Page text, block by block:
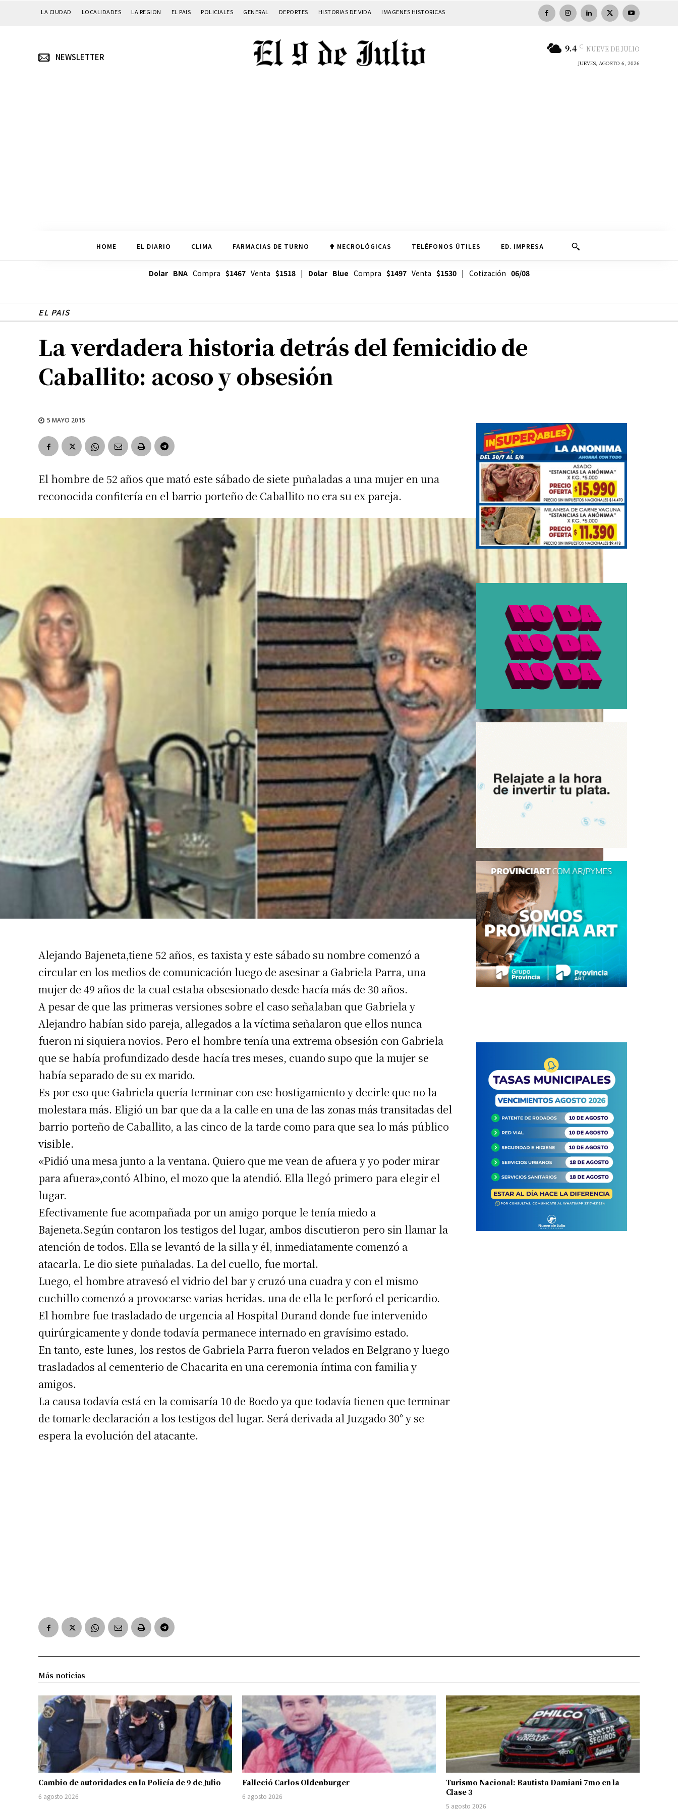
Suscribirme gratis
* Requerido
Dirección de correo electrónico *
Nombre
Apellidos
Número de teléfono
LA CIUDAD LOCALIDADES LA REGION EL PAIS POLICIALES GENERAL DEPORTES HISTORIAS DE VIDA IMAGENES HISTORICAS
NEWSLETTER
9.4 C NUEVE DE JULIO
JUEVES, AGOSTO 6, 2026
HOME EL DIARIO CLIMA FARMACIAS DE TURNO ✟ NECROLÓGICAS TELÉFONOS ÚTILES ED. IMPRESA
Dolar BNACompra $1467Venta $1518| Dolar Blue Compra $1497Venta $1530| Cotización 06/08
EL PAIS
La verdadera historia detrás del femicidio de
Caballito: acoso y obsesión
5 MAYO 2015
El hombre de 52 años que mató este sábado de siete puñaladas a una mujer en una
reconocida confitería en el barrio porteño de Caballito no era su ex pareja.
Alejando Bajeneta,tiene 52 años, es taxista y este sábado su nombre comenzó a
circular en los medios de comunicación luego de asesinar a Gabriela Parra, una
mujer de 49 años de la cual estaba obsesionado desde hacía más de 30 años.
A pesar de que las primeras versiones sobre el caso señalaban que Gabriela y
Alejandro habían sido pareja, allegados a la víctima señalaron que ellos nunca
fueron ni siquiera novios. Pero el hombre tenía una extrema obsesión con Gabriela
que se había profundizado desde hacía tres meses, cuando supo que la mujer se
había separado de su ex marido.
Es por eso que Gabriela quería terminar con ese hostigamiento y decirle que no la
molestara más. Eligió un bar que da a la calle en una de las zonas más transitadas del
barrio porteño de Caballito, a las cinco de la tarde como para que sea lo más público
visible.
«Pidió una mesa junto a la ventana. Quiero que me vean de afuera y yo poder mirar
para afuera»,contó Albino, el mozo que la atendió. Ella llegó primero para elegir el
lugar.
Efectivamente fue acompañada por un amigo porque le tenía miedo a
Bajeneta.Según contaron los testigos del lugar, ambos discutieron pero sin llamar la
atención de todos. Ella se levantó de la silla y él, inmediatamente comenzó a
atacarla. Le dio siete puñaladas. La del cuello, fue mortal.
Luego, el hombre atravesó el vidrio del bar y cruzó una cuadra y con el mismo
cuchillo comenzó a provocarse varias heridas. una de ella le perforó el pericardio.
El hombre fue trasladado de urgencia al Hospital Durand donde fue intervenido
quirúrgicamente y donde todavía permanece internado en gravísimo estado.
En tanto, este lunes, los restos de Gabriela Parra fueron velados en Belgrano y luego
trasladados al cementerio de Chacarita en una ceremonia íntima con familia y
amigos.
La causa todavía está en la comisaría 10 de Boedo ya que todavía tienen que terminar
de tomarle declaración a los testigos del lugar. Será derivada al Juzgado 30° y se
espera la evolución del atacante.
Más noticias
Cambio de autoridades en la Policía de 9 de Julio
6 agosto 2026
Falleció Carlos Oldenburger
6 agosto 2026
Turismo Nacional: Bautista Damiani 7mo en la
Clase 3
5 agosto 2026